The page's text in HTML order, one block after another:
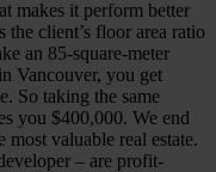
makes it perform better
the client’s floor area ratio
an 85-square-meter
Vancouver, you get
So taking the same
you $400,000. We end
valuable real estate.
– are profit-